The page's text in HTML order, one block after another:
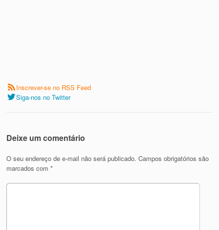
Inscrever-se no RSS Feed
Siga-nos no Twitter
Deixe um comentário
O seu endereço de e-mail não será publicado. Campos obrigatórios são
marcados com*